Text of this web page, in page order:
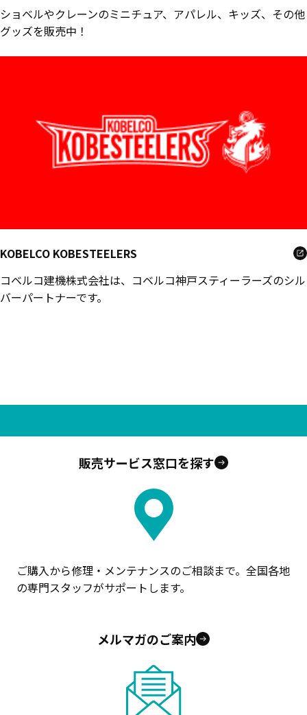
ショベルやクレーンのミニチュア、アパレル、キッズ、その他
グッズを販売中！
KOBELCO KOBESTEELERS
コベルコ建機株式会社は、コベルコ神戸スティーラーズのシル
バーパートナーです。
販売サービス窓口を探す
ご購入から修理・メンテナンスのご相談まで。全国各地
の専門スタッフがサポートします。
メルマガのご案内